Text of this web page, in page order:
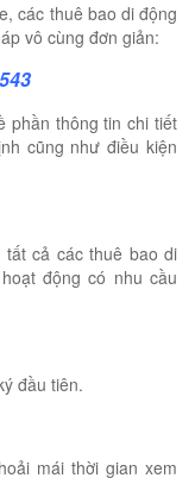
các thuê bao di động
vô cùng đơn giản:
phần thông tin chi tiết
cũng như điều kiện
cả các thuê bao di
động có nhu cầu
đầu tiên.
mái thời gian xem